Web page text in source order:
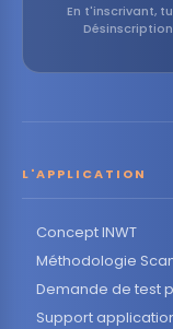
En t'inscrivant,
L'APPLICATION
Concept INWT
Méthodologie
Demande de test
Support